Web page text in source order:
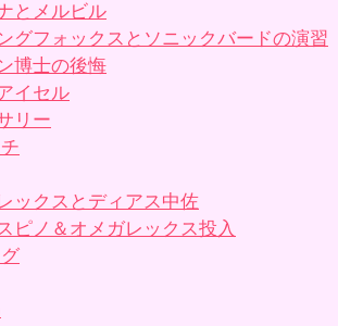
とメルビル
グフォックスとソニックバードの演習
博士の後悔
イセル
リー
ックスとディアス中佐
ピノ＆オメガレックス投入